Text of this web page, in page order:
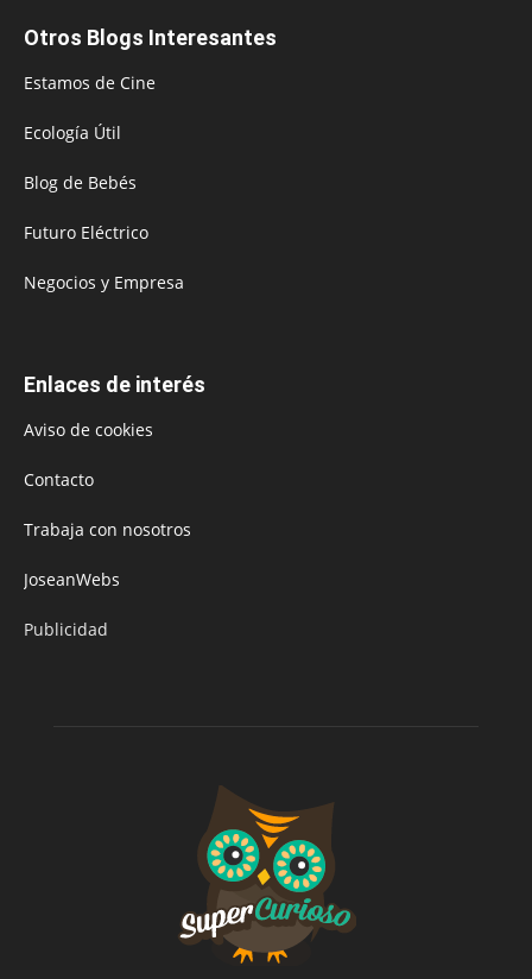
Otros Blogs Interesantes
Estamos de Cine
Ecología Útil
Blog de Bebés
Futuro Eléctrico
Negocios y Empresa
Enlaces de interés
Aviso de cookies
Contacto
Trabaja con nosotros
JoseanWebs
Publicidad